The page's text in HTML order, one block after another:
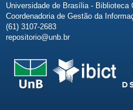
Universidade de Brasília - Biblioteca
Coordenadoria de Gestão da
(61) 3107-2683
repositorio@unb.br